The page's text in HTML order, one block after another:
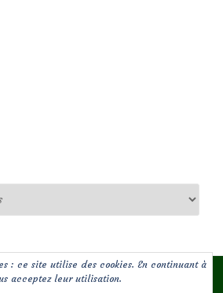
: ce site utilise des cookies. En continuant à
acceptez leur utilisation.